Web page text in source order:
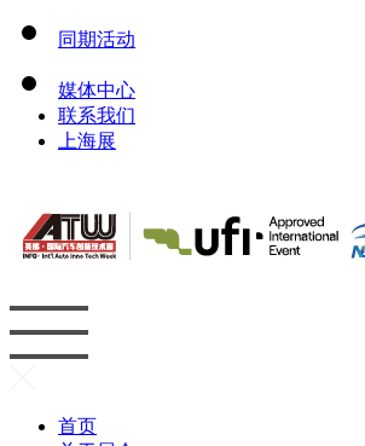
同期活动
媒体中心
联系我们
上海展
首页